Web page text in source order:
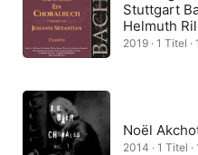
Stuttgart
Helmuth
2019 · 1 Titel ·
Noël
2014 · 1 Titel ·